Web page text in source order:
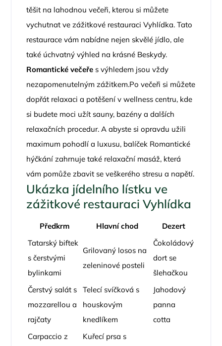
těšit na lahodnou večeři, kterou si můžete
vychutnat ve zážitkové restauraci Vyhlídka. Tato
restaurace vám nabídne nejen skvělé jídlo, ale
také úchvatný výhled na krásné Beskydy.
Romantické večeře s výhledem jsou vždy
nezapomenutelným zážitkem.Po večeři si můžete
dopřát relaxaci a potěšení v wellness centru, kde
si budete moci užít sauny, bazény a dalších
relaxačních procedur. A abyste si opravdu užili
maximum pohodlí a luxusu, balíček Romantické
hýčkání zahrnuje také relaxační masáž, která
vám pomůže zbavit se veškerého stresu a napětí.
Ukázka jídelního lístku ve
zážitkové restauraci Vyhlídka
Předkrm Hlavní chod
Dezert
Tatarský biftek
s čerstvými
bylinkami
Grilovaný losos na
zeleninové posteli
Čokoládový
dort se
šlehačkou
Čerstvý salát s
mozzarellou a
rajčaty
Telecí svíčková s
houskovým
knedlíkem
Jahodový
panna
cotta
Carpaccio z
Kuřecí prsa s